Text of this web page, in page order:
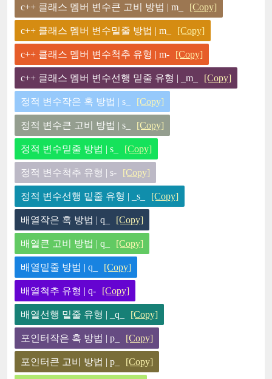
c++ 클래스 멤버 변수큰 고비 방법 | m_ [Copy]
c++ 클래스 멤버 변수밑줄 방법 | m_ [Copy]
c++ 클래스 멤버 변수척추 유형 | m- [Copy]
c++ 클래스 멤버 변수선행 밑줄 유형 | _m_ [Copy]
정적 변수작은 혹 방법 | s_ [Copy]
정적 변수큰 고비 방법 | s_ [Copy]
정적 변수밑줄 방법 | s_ [Copy]
정적 변수척추 유형 | s- [Copy]
정적 변수선행 밑줄 유형 | _s_ [Copy]
배열작은 혹 방법 | q_ [Copy]
배열큰 고비 방법 | q_ [Copy]
배열밑줄 방법 | q_ [Copy]
배열척추 유형 | q- [Copy]
배열선행 밑줄 유형 | _q_ [Copy]
포인터작은 혹 방법 | p_ [Copy]
포인터큰 고비 방법 | p_ [Copy]